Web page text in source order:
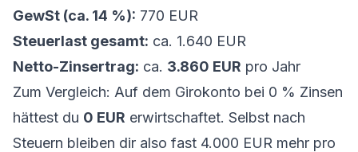
GewSt (ca. 14 %): 770 EUR
Steuerlast gesamt: ca. 1.640 EUR
Netto-Zinsertrag: ca. 3.860 EUR pro Jahr
Zum Vergleich: Auf dem Girokonto bei 0 % Zinsen
hättest du 0 EUR erwirtschaftet. Selbst nach
Steuern bleiben dir also fast 4.000 EUR mehr pro